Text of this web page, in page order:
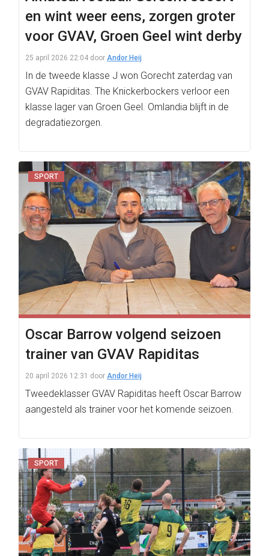
en wint weer eens, zorgen groter
voor GVAV, Groen Geel wint derby
25 april 2026 22:04 door Andor Heij
In de tweede klasse J won Gorecht zaterdag van
GVAV Rapiditas. The Knickerbockers verloor een
klasse lager van Groen Geel. Omlandia blijft in de
degradatiezorgen.
SPORT
Oscar Barrow volgend seizoen
trainer van GVAV Rapiditas
20 april 2026 12:31 door Andor Heij
Tweedeklasser GVAV Rapiditas heeft Oscar Barrow
aangesteld als trainer voor het komende seizoen.
SPORT